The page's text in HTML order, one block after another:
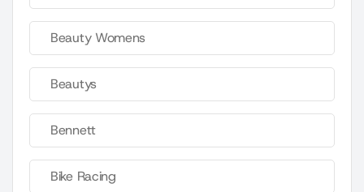
Beauty Womens
Beautys
Bennett
Bike Racing